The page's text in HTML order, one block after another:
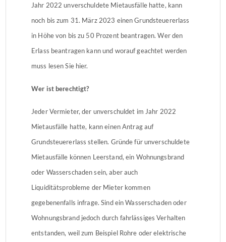
Jahr 2022 unverschuldete Mietausfälle hatte, kann
noch bis zum 31. März 2023 einen Grundsteuererlass
in Höhe von bis zu 50 Prozent beantragen. Wer den
Erlass beantragen kann und worauf geachtet werden
muss lesen Sie hier.
Wer ist berechtigt?
Jeder Vermieter, der unverschuldet im Jahr 2022
Mietausfälle hatte, kann einen Antrag auf
Grundsteuererlass stellen. Gründe für unverschuldete
Mietausfälle können Leerstand, ein Wohnungsbrand
oder Wasserschaden sein, aber auch
Liquiditätsprobleme der Mieter kommen
gegebenenfalls infrage. Sind ein Wasserschaden oder
Wohnungsbrand jedoch durch fahrlässiges Verhalten
entstanden, weil zum Beispiel Rohre oder elektrische